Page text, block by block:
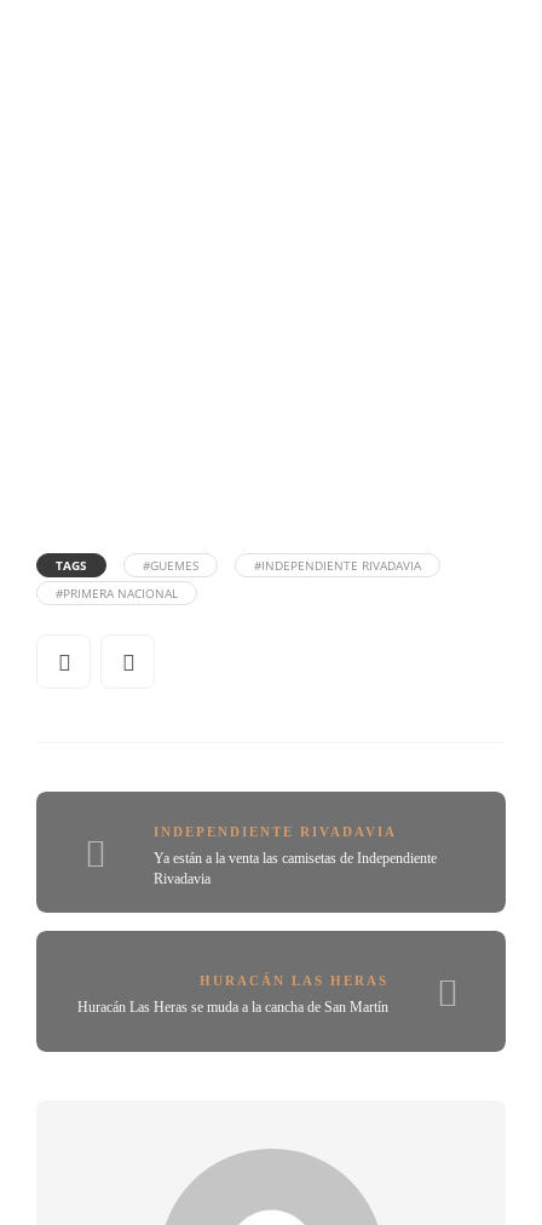
TAGS #GUEMES
#INDEPENDIENTE RIVADAVIA
#PRIMERA NACIONAL
INDEPENDIENTE RIVADAVIA
Ya están a la venta las camisetas de Independiente
Rivadavia
HURACÁN LAS HERAS
Huracán Las Heras se muda a la cancha de San Martín